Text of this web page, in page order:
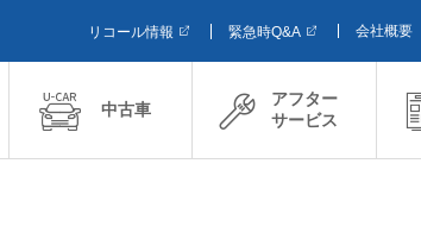
リコール情報 緊急時Q&A 会社概要
中古車
アフター
サービス